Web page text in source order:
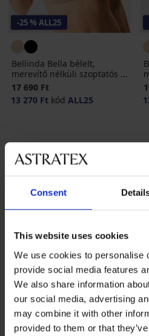
Consent
This website uses cookies
We use cookies to personalise
provide social media features
We also share information
our social media, advertising
may combine it with other
provided to them or that
-25 % ALL25
Bellinda Bella bélelt,
merevítő nélküli szoptatós ...
17 690 Ft
13 270 Ft kód ALL25
Astratex
Dorina Mitex
A leggyakrabban választott
bézs
fekete krémszín piros
A leggyakrabban választott
M XL XXL